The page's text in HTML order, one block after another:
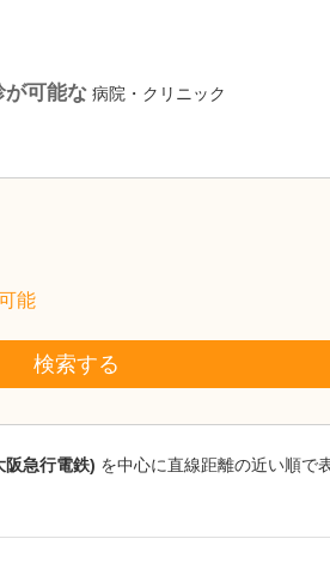
が可能な 病院・クリニック
能
検索する
阪急行電鉄) を中心に直線距離の近い順で
大阪府吹田市
千里北在宅クリニック
か?